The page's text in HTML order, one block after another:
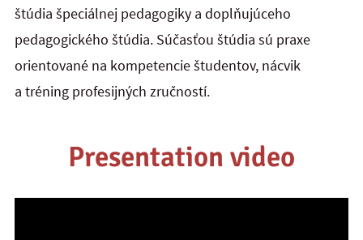
štúdia špeciálnej pedagogiky a doplňujúceho
pedagogického štúdia. Súčasťou štúdia sú praxe
orientované na kompetencie študentov, nácvik
a tréning profesijných zručností.
Presentation video